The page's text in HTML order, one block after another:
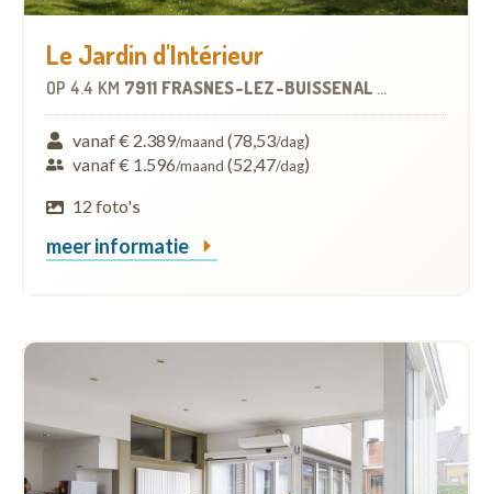
Le Jardin d'Intérieur
OP 4.4 KM 7911 FRASNES-LEZ-BUISSENAL -
vanaf € 2.389/maand (78,53/dag)
vanaf € 1.596/maand (52,47/dag)
12 foto's
meer informatie